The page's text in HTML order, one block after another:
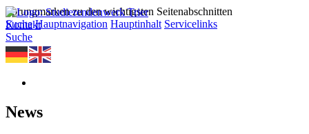
Sprungmarken zu den wichtigsten Seitenabschnitten
Suche Hauptnavigation Hauptinhalt Servicelinks
Kontakt
Suche
News